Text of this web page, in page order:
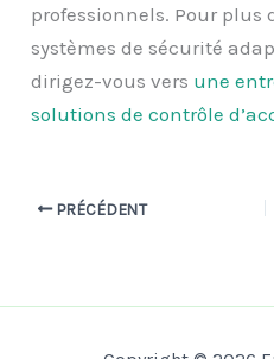
professionnels. Pour plus
systèmes de sécurité
dirigez-vous vers une
solutions de contrôle
PRÉCÉDENT